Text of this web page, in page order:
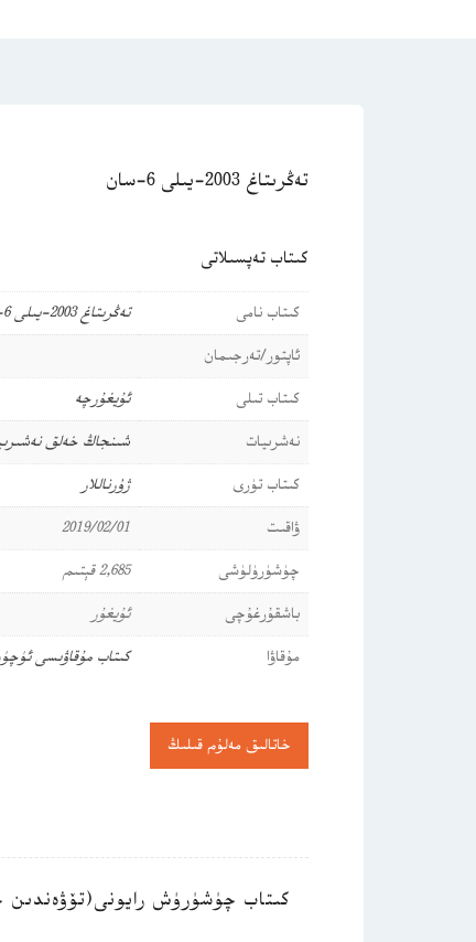
تەڭرىتاغ 2003-يىلى 6-سان
كىتاب تەپسىلاتى
كىتاب نامى
تەڭرىتاغ 2003-يىلى 6-سان
ئاپتور/تەرجىمان
كىتاب تىلى
ئۇيغۇرچە
نەشرىيات
شىنجاڭ خەلق
كىتاب تۈرى
ژۇرناللار
ۋاقىت
2019/02/01
چۈشۈرۈلۈشى
2,685 قېتىم
باشقۇرغۇچى
ئۇيغۇر
مۇقاۋا
كىتاب مۇقاۋىسى
خاتالىق مەلۇم قىلىڭ
كىتاب چۈشۈرۈش